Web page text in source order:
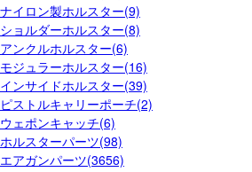
ナイロン製ホルスター(9)
ショルダーホルスター(8)
アンクルホルスター(6)
モジュラーホルスター(16)
インサイドホルスター(39)
ピストルキャリーポーチ(2)
ウェポンキャッチ(6)
ホルスターパーツ(98)
エアガンパーツ(3656)